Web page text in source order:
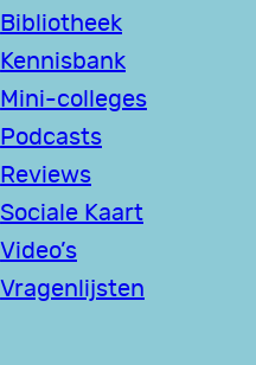
Bibliotheek
Kennisbank
Mini-colleges
Podcasts
Reviews
Sociale Kaart
Video’s
Vragenlijsten